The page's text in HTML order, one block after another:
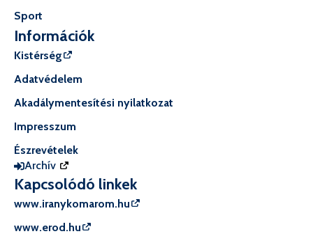
Sport
Információk
Kistérség
Adatvédelem
Akadálymentesítési nyilatkozat
Impresszum
Észrevételek
Archív
Kapcsolódó linkek
www.iranykomarom.hu
www.erod.hu